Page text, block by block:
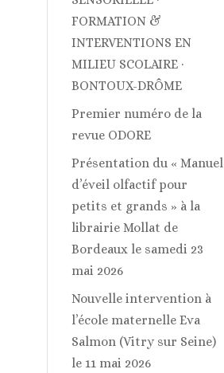
FORMATION &
INTERVENTIONS EN
MILIEU SCOLAIRE ·
BONTOUX-DRÔME
Premier numéro de la
revue ODORE
Présentation du « Manuel
d’éveil olfactif pour
petits et grands » à la
librairie Mollat de
Bordeaux le samedi 23
mai 2026
Nouvelle intervention à
l’école maternelle Eva
Salmon (Vitry sur Seine)
le 11 mai 2026